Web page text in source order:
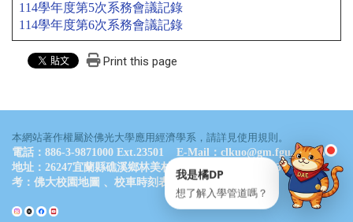
114學年度第5次系務會議記錄
114學年度第6次系務會議記錄
Print this page
本網站著作權屬於佛光大學應用經濟學系，請詳見使用規則。
電話：886-3-9871000 Ext.23501 E-Mail：clkuo@gm.fgu.edu.tw
地址：26247宜蘭縣礁溪鄉林美村林尾路160號 德香樓B311室 參
考： 佛大校園地圖 、 校車時刻表
我是橘DP
想了解入學管道嗎？
通常 24 小時內回覆